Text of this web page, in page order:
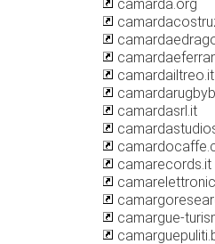
camarda.org
camardailtreo.it
camardasrl.it
camarecords.it
camargue-